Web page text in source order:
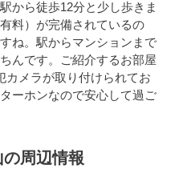
から徒歩12分と少し歩きま
料）が完備されているの
ね。駅からマンションまで
んです。ご紹介するお部屋
カメラが取り付けられてお
ーホンなので安心して過ご
周辺情報